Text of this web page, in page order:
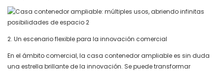
2. Un escenario flexible para la innovación comercial
En el ámbito comercial, la casa contenedor ampliable es sin duda
una estrella brillante de la innovación. Se puede transformar